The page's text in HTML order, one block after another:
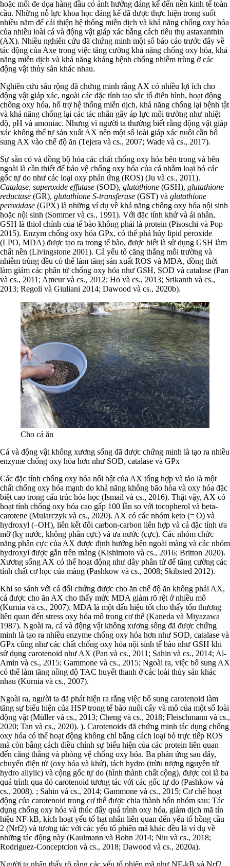
hoặc mối đe dọa hàng đầu có ảnh hưởng đáng kể đến nền kinh tế toàn
cầu. Những nỗ lực khoa học đáng kể đã được thực hiện trong suốt
nhiều năm để cải thiện hệ thống miễn dịch và khả năng chống oxy hóa
của nhiều loài cá và động vật giáp xác bằng cách tiêu thụ astaxanthin
(AX). Nhiều nghiên cứu đã chứng minh một số báo cáo trước đây về
tác động của Axe trong việc tăng cường khả năng chống oxy hóa, khả
năng miễn dịch và khả năng kháng bệnh chống nhiễm trùng ở các
động vật thủy sản khác nhau.
Nghiên cứu sâu rộng đã chứng minh rằng AX có nhiều lợi ích cho
động vật giáp xác, ngoài các đặc tính tạo sắc tố điển hình, hoạt động
chống oxy hóa, hỗ trợ hệ thống miễn dịch, khả năng chống lại bệnh tật
và khả năng chống lại các tác nhân gây áp lực môi trường như nhiệt
độ, pH và amoniac. Nhưng vì người ta thường biết rằng động vật giáp
xác không thể tự sản xuất AX nên một số loài giáp xác nuôi cần bổ
sung AX vào chế độ ăn (Tejera và cs., 2007; Wade và cs., 2017).
Sự sẵn có và đồng bộ hóa các chất chống oxy hóa bên trong và bên
ngoài là cần thiết để bảo vệ chống oxy hóa của cá nhằm loại bỏ các
gốc tự do như các loại oxy phản ứng (ROS) (Ju và cs., 2011).
Catalase, superoxide effutase (SOD), glutathione (GSH), glutathione
reductase (GR), glutathione S-transferase (GST) và glutathione
peroxidase (GPX) là những ví dụ về khả năng chống oxy hóa nội sinh
hoặc nội sinh (Sommer và cs., 1991). Với đặc tính khử và ái nhân,
GSH là thiol chính của tế bào không phải là protein (Pisoschi và Pop
2015). Enzym chống oxy hóa GPx, có thể phá hủy lipid peroxide
(LPO, MDA) được tạo ra trong tế bào, được biết là sử dụng GSH làm
chất nền (Livingstone 2001). Cả yếu tố căng thẳng môi trường và
nhiễm trùng đều có thể làm tăng sản xuất ROS và MDA, đồng thời
làm giảm các phân tử chống oxy hóa như GSH, SOD và catalase (Pan
và cs., 2011; Ameur và cs., 2012; Ho và cs., 2013; Srikanth và cs.,
2013; Regoli và Giuliani 2014; Dawood và cs., 2020b).
Cho cá ăn
Cá và động vật không xương sống đã được chứng minh là tạo ra nhiều
enzyme chống oxy hóa hơn như SOD, catalase và GPx
Các đặc tính chống oxy hóa nổi bật của AX tổng hợp và tảo là một
chất chống oxy hóa mạnh do khả năng không bão hòa và oxy hóa đặc
biệt cao trong cấu trúc hóa học (Ismail và cs., 2016). Thật vậy, AX có
hoạt tính chống oxy hóa cao gấp 100 lần so với tocopherol và beta-
carotene (Mularczyk và cs., 2020). AX có các nhóm keto (= O) và
hydroxyl (–OH), liên kết đôi carbon-carbon liên hợp và cả đặc tính ưa
mỡ (kỵ nước, không phân cực) và ưa nước (cực). Các nhóm chức
năng phân cực của AX được định hướng bên ngoài màng và các nhóm
hydroxyl được gắn trên màng (Kishimoto và cs., 2016; Britton 2020).
Xương sống AX có thể hoạt động như dây phân tử để tăng cường các
tính chất cơ học của màng (Pashkow và cs., 2008; Skibsted 2012).
Khi so sánh với cá đối chứng được cho ăn chế độ ăn không phải AX,
cá được cho ăn AX cho thấy mức MDA giảm rõ rệt ở nhiều mô
(Kurnia và cs., 2007). MDA là một dấu hiệu tốt cho thấy tổn thương
liên quan đến stress oxy hóa mô trong cơ thể (Kaneda và Miyazawa
1987). Ngoài ra, cá và động vật không xương sống đã được chứng
minh là tạo ra nhiều enzyme chống oxy hóa hơn như SOD, catalase và
GPx cũng như các chất chống oxy hóa nội sinh tế bào như GSH khi
sử dụng carotenoid như AX (Pan và cs., 2011; Sahin và cs., 2014; Al-
Amin và cs., 2015; Gammone và cs., 2015; Ngoài ra, việc bổ sung AX
có thể làm tăng nồng độ TAC huyết thanh ở các loài thủy sản khác
nhau (Kurnia và cs., 2007).
Ngoài ra, người ta đã phát hiện ra rằng việc bổ sung carotenoid làm
tăng sự biểu hiện của HSP trong tế bào nuôi cấy và mô của một số loài
động vật (Müller và cs., 2013; Cheng và cs., 2018; Fleischmann và cs.,
2020; Tan và cs., 2020). ). Carotenoids đã chứng minh tác dụng chống
oxy hóa có thể hoạt động không chỉ bằng cách loại bỏ trực tiếp ROS
mà còn bằng cách điều chỉnh sự biểu hiện của các protein liên quan
đến căng thẳng và phòng vệ chống oxy hóa. Ba phản ứng sau đây,
chuyển điện tử (oxy hóa và khử), tách hydro (trừu tượng nguyên tử
hydro allylic) và cộng gốc tự do (hình thành chất cộng), được coi là ba
quá trình qua đó carotenoid tương tác với các gốc tự do (Pashkow và
cs., 2008). ; Sahin và cs., 2014; Gammone và cs., 2015; Cơ chế hoạt
động của carotenoid trong cơ thể được chia thành bốn nhóm sau: Tác
dụng chống oxy hóa và thúc đẩy quá trình oxy hóa, giảm dịch mã tín
hiệu NF-kB, kích hoạt yếu tố hạt nhân liên quan đến yếu tố hồng cầu
2 (Nrf2) và tương tác với các yếu tố phiên mã khác đều là ví dụ về
những tác động này (Kaulmann và Bohn 2014; Niu và cs., 2018;
Rodriguez-Conceptcion và cs., 2018; Dawood và cs., 2020a).